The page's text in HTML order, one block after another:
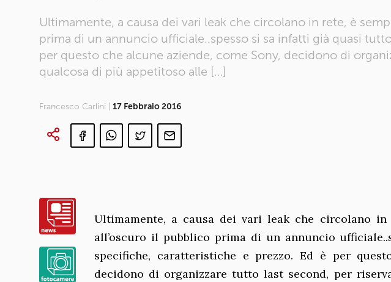
Ultimamente, a causa dei vari leak che circolano in rete, è
prima di un annuncio ufficiale..spesso si sa infatti già quasi
per questo che alcune aziende, come Sony, decidono di
qualcosa di più appetitoso alle […]
Francesco Carlini | 17 Febbraio 2016
Ultimamente, a causa dei vari leak che circolano
all’oscuro il pubblico prima di un annuncio
specifiche, caratteristiche e prezzo. Ed è per
decidono di organizzare tutto last second, per